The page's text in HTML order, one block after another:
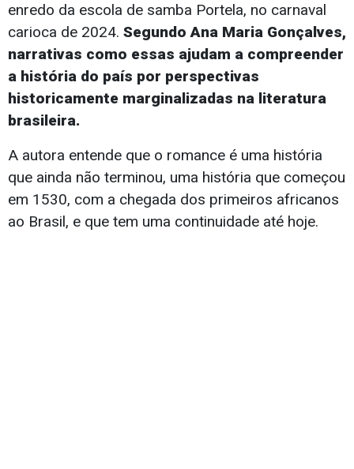
enredo da escola de samba Portela, no carnaval
carioca de 2024. Segundo Ana Maria Gonçalves,
narrativas como essas ajudam a compreender
a história do país por perspectivas
historicamente marginalizadas na literatura
brasileira.
A autora entende que o romance é uma história
que ainda não terminou, uma história que começou
em 1530, com a chegada dos primeiros africanos
ao Brasil, e que tem uma continuidade até hoje.